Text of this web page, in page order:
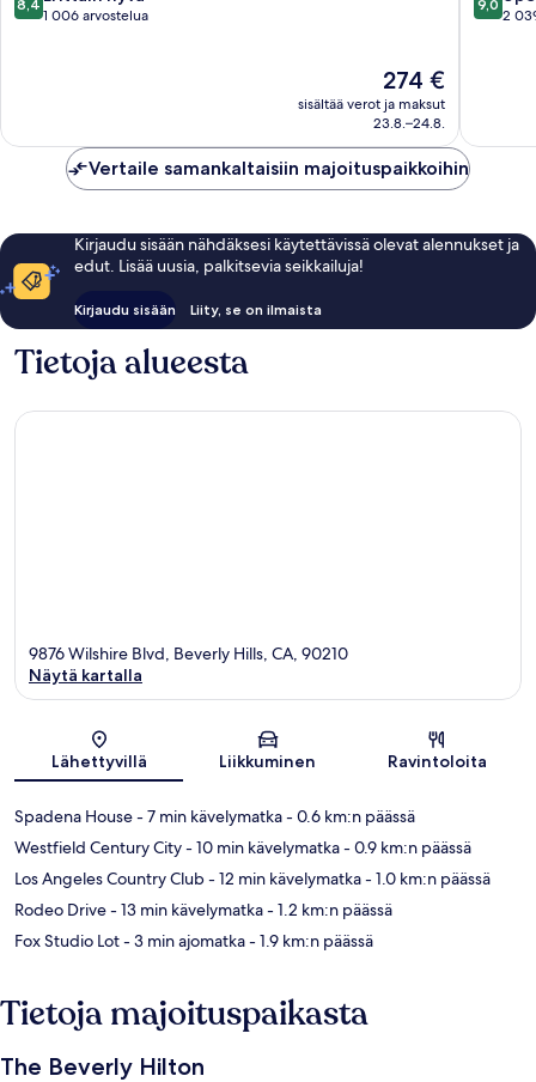
kautta
8,4
1 006 arvostelua
Hinta
on
274 €
274 €
sisältää verot ja maksut
23.8.–24.8.
kautta
9,0
2
Vertaile samankaltaisiin majoituspaikkoihin
Kirjaudu sisään nähdäksesi käytettävissä olevat alennukset ja
edut. Lisää uusia, palkitsevia seikkailuja!
Kirjaudu sisään Liity, se on ilmaista
Tietoja alueesta
Kartta
9876 Wilshire Blvd, Beverly Hills, CA, 90210
Näytä kartalla
Lähettyvillä Liikkuminen Ravintoloita
Spadena House- 7 min kävelymatka- 0.6 km:n päässä
Westfield Century City- 10 min kävelymatka- 0.9 km:n päässä
Los Angeles Country Club- 12 min kävelymatka- 1.0 km:n päässä
Rodeo Drive- 13 min kävelymatka- 1.2 km:n päässä
Fox Studio Lot- 3 min ajomatka- 1.9 km:n päässä
Tietoja majoituspaikasta
The Beverly Hilton